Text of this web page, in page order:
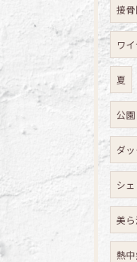
接骨
ワ
夏
公園
ダ
シ
美
熱中